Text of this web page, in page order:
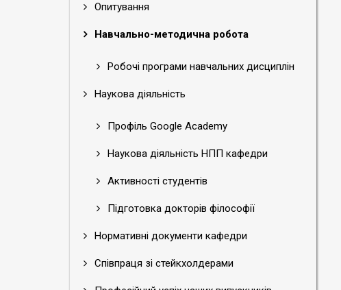
Опитування
Навчально-методична робота
Робочі програми навчальних дисциплін
Наукова діяльність
Профіль Google Academy
Наукова діяльність НПП кафедри
Активності студентів
Підготовка докторів філософії
Нормативні документи кафедри
Співпраця зі стейкхолдерами